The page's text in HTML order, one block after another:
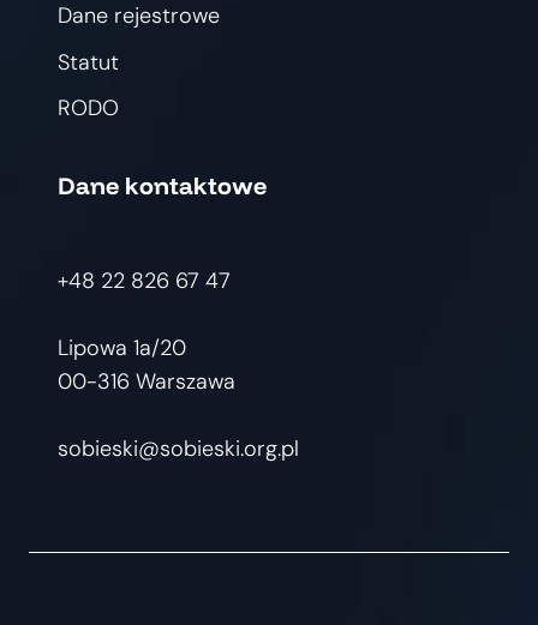
Dane rejestrowe
Statut
RODO
Dane kontaktowe
+48 22 826 67 47
Lipowa 1a/20
00-316 Warszawa
sobieski@sobieski.org.pl